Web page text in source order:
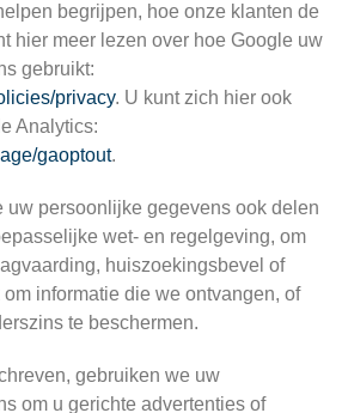
begrijpen, hoe onze klanten de
hier meer lezen over hoe Google uw
gebruikt:
privacy. U kunt zich hier ook
Analytics:
gaoptout.
uw persoonlijke gegevens ook delen
wet- en regelgeving, om
huiszoekingsbevel of
informatie die we ontvangen, of
te beschermen.
gebruiken we uw
om u gerichte advertenties of